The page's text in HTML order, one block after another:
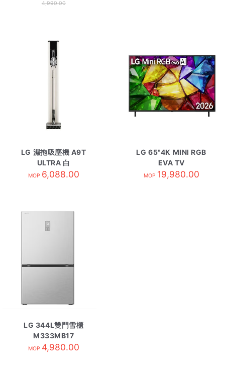
4,990.00
LG 濕拖吸塵機 A9T
ULTRA 白
MOP 6,088.00
LG 65"4K MINI RGB
EVA TV
65MRG85BCA
MOP 19,980.00
LG 344L雙門雪櫃
M333MB17
MOP 4,980.00